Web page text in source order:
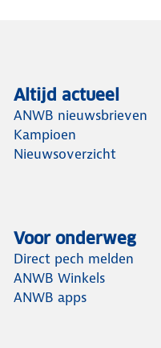
Altijd actueel
ANWB nieuwsbrieven
Kampioen
Nieuwsoverzicht
Voor onderweg
Direct pech melden
ANWB Winkels
ANWB apps